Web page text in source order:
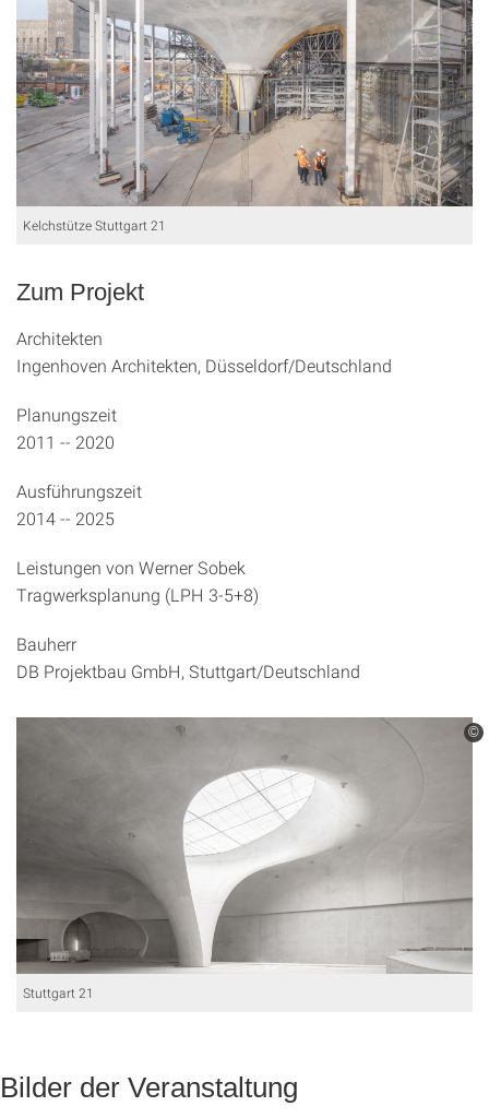
Kelchstütze Stuttgart 21
Zum Projekt
Architekten
Ingenhoven Architekten, Düsseldorf/Deutschland
Planungszeit
2011 -- 2020
Ausführungszeit
2014 -- 2025
Leistungen von Werner Sobek
Tragwerksplanung (LPH 3-5+8)
Bauherr
DB Projektbau GmbH, Stuttgart/Deutschland
©
Stuttgart 21
Bilder der Veranstaltung